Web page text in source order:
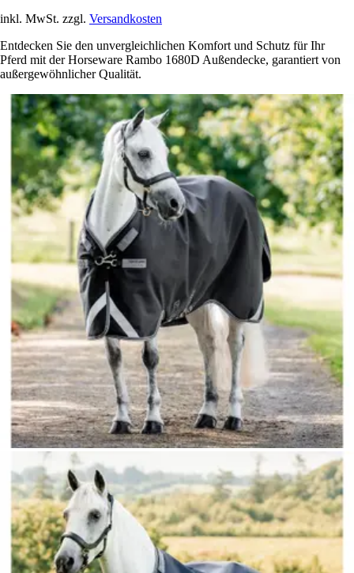
inkl. MwSt. zzgl. Versandkosten
Entdecken Sie den unvergleichlichen Komfort und Schutz für Ihr
Pferd mit der Horseware Rambo 1680D Außendecke, garantiert von
außergewöhnlicher Qualität.